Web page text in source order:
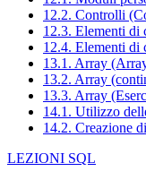
12.2. Controlli
12.3. Elementi di
12.4. Elementi di
13.1. Array
13.2. Array
13.3. Array
14.1. Utilizzo
14.2. Creazione
LEZIONI SQL